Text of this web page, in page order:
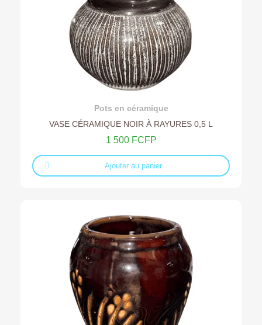
Ajouter au devis
Pots en céramique
VASE CÉRAMIQUE NOIR À RAYURES 0,5 L
1 500 FCFP
Ajouter au panier